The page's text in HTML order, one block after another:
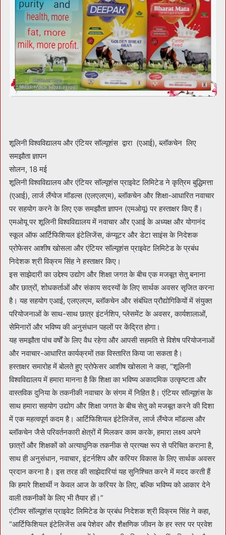
शूलिनी विश्वविद्यालय और एंटियर सॉल्यूशंस द्वारा (एआई), ब्लॉकचेन लिए
समझौता ज्ञापन
सोलन, 18 मई
शूलिनी विश्वविद्यालय और एंटियर सॉल्यूशंस प्राइवेट लिमिटेड ने कृत्रिम बुद्धिमत्ता
(एआई), लार्ज लैंग्वेज मॉडल्स (एलएलएम), ब्लॉकचेन और शिक्षा-आधारित नवाचार
पर सहयोग करने के लिए एक समझौता ज्ञापन (एमओयू) पर हस्ताक्षर किए हैं।
एमओयू पर शूलिनी विश्वविद्यालय में नवाचार और एआई के अध्यक्ष और योगानंद
स्कूल ऑफ आर्टिफिशियल इंटेलिजेंस, कंप्यूटर और डेटा साइंस के निदेशक
प्रोफेसर आशीष खोसला और एंटियर सॉल्यूशंस प्राइवेट लिमिटेड के प्रबंध
निदेशक श्री विक्रम सिंह ने हस्ताक्षर किए।
इस साझेदारी का उद्देश्य उद्योग और शिक्षा जगत के बीच एक मजबूत सेतु बनाना
और छात्रों, शोधकर्ताओं और संकाय सदस्यों के लिए सार्थक अवसर सृजित करना
है। यह सहयोग एआई, एलएलएम, ब्लॉकचेन और संबंधित प्रौद्योगिकियों में संयुक्त
परियोजनाओं के साथ-साथ छात्र इंटर्नशिप, प्लेसमेंट के अवसर, कार्यशालाओं,
सेमिनारों और भविष्य की अनुसंधान पहलों पर केंद्रित होगा।
यह समझौता पांच वर्षों के लिए वैध रहेगा और आपसी सहमति से विशेष परियोजनाओं
और नवाचार-आधारित कार्यक्रमों तक विस्तारित किया जा सकता है।
हस्ताक्षर समारोह में बोलते हुए प्रोफेसर आशीष खोसला ने कहा, “शूलिनी
विश्वविद्यालय में हमारा मानना ​​है कि शिक्षा का भविष्य अकादमिक उत्कृष्टता और
वास्तविक दुनिया के तकनीकी नवाचार के संगम में निहित है। एंटियर सॉल्यूशंस के
साथ हमारा सहयोग उद्योग और शिक्षा जगत के बीच सेतु को मजबूत करने की दिशा
में एक महत्वपूर्ण कदम है। आर्टिफिशियल इंटेलिजेंस, लार्ज लैंग्वेज मॉडल्स और
ब्लॉकचेन जैसे परिवर्तनकारी क्षेत्रों में मिलकर काम करके, हमारा लक्ष्य अपने
छात्रों और शिक्षकों को अत्याधुनिक तकनीक से प्रत्यक्ष रूप से परिचित कराना है,
साथ ही अनुसंधान, नवाचार, इंटर्नशिप और करियर विकास के लिए सार्थक अवसर
प्रदान करना है। इस तरह की साझेदारियां यह सुनिश्चित करने में मदद करती हैं
कि हमारे शिक्षार्थी न केवल आज के करियर के लिए, बल्कि भविष्य को आकार देने
वाली तकनीकों के लिए भी तैयार हों।”
एंटीयर सॉल्यूशंस प्राइवेट लिमिटेड के प्रबंध निदेशक श्री विक्रम सिंह ने कहा,
“आर्टिफिशियल इंटेलिजेंस अब पेशेवर और शैक्षणिक जीवन के हर स्तर पर प्रवेश